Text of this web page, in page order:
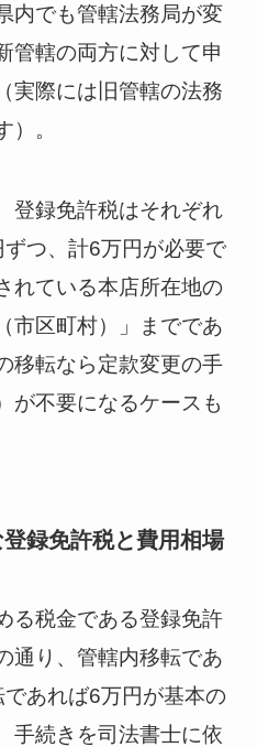
内でも管轄法務局が変
管轄の両方に対して申
実際には旧管轄の法務
）。
登録免許税はそれぞれ
つ、計6万円が必要で
れている本店所在地の
市区町村）」までであ
移転なら定款変更の手
が不要になるケースも
録免許税と費用相場
る税金である登録免許
通り、管轄内移転であ
あれば6万円が基本の
手続きを司法書士に依